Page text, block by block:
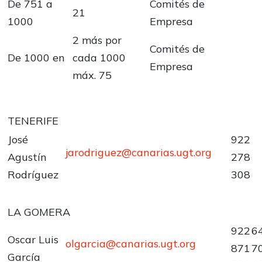
De 751 a
1000
21
Comités de
Empresa
De 1000 en
2 más por
cada 1000
máx. 75
Comités de
Empresa
TENERIFE
José
Agustín
Rodríguez
jarodriguez@canarias.ugt.org
922
278
308
LA GOMERA
Oscar Luis
García
olgarcia@canarias.ugt.org
922
871